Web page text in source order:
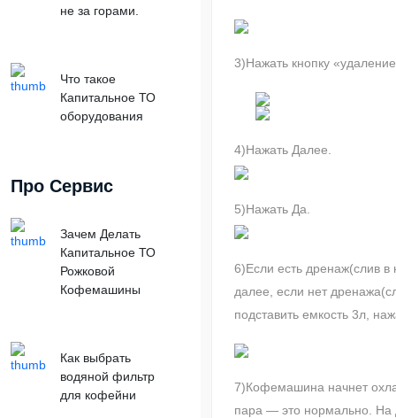
не за горами.
Что такое
Капитальное ТО
оборудования
Про Сервис
Зачем Делать
Капитальное ТО
Рожковой
Кофемашины
Как выбрать
водяной фильтр
для кофейни
3)Нажать кнопку
4)Нажать Далее.
5)Нажать Да.
6)Если есть дренаж(слив
далее, если нет
подставить емкость 3л,
7)Кофемашина начнет
пара — это нормально. На